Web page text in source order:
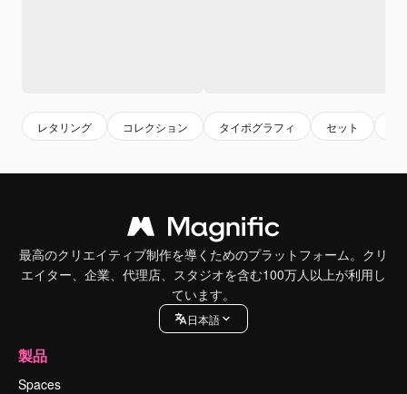
レタリング コレクション タイポグラフィ セット
最高のクリエイティブ制作を導くためのプラットフォーム。クリ
エイター、企業、代理店、スタジオを含む100万人以上が利用し
ています。
日本語
製品
Spaces